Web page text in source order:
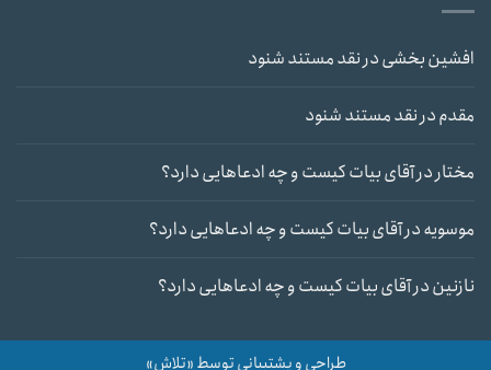
افشین بخشیدرنقد مستند شنود
مقدمدرنقد مستند شنود
مختاردرآقای بیات کیست و چه ادعاهایی دارد؟
موسویهدرآقای بیات کیست و چه ادعاهایی دارد؟
نازنیندرآقای بیات کیست و چه ادعاهایی دارد؟
طراحی و پشتیبانی توسط «تلاش»